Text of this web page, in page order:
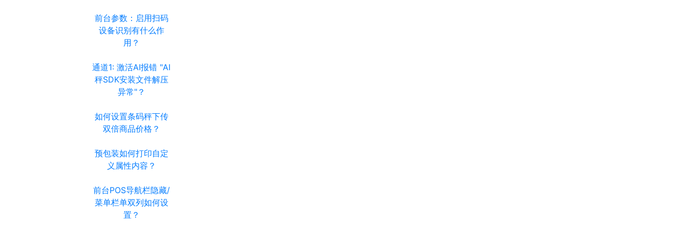
前台参数：启用扫码
设备识别有什么作
用？
通道1: 激活AI报错 "AI
秤SDK安装文件解压
异常"？
如何设置条码秤下传
双倍商品价格？
预包装如何打印自定
义属性内容？
前台POS导航栏隐藏/
菜单栏单双列如何设
置？